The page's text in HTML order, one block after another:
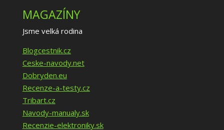
MAGAZÍNY
Jsme velká rodina
Blogcestnik.cz
Ceske-navody.net
Dobryden.eu
Recenze-a-testy.cz
Tribart.cz
Navody-manualy.sk
Recenzie-elektroniky.sk